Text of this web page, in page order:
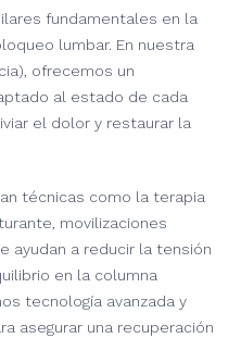
fundamentales en la
lumbar. En nuestra
ofrecemos un
al estado de cada
el dolor y restaurar la
técnicas como la terapia
movilizaciones
ayudan a reducir la tensión
en la columna
tecnología avanzada y
asegurar una recuperación